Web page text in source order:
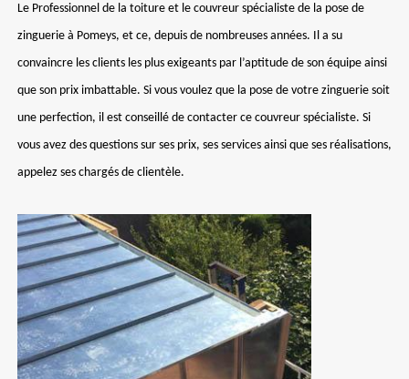
Le Professionnel de la toiture et le couvreur spécialiste de la pose de
zinguerie à Pomeys, et ce, depuis de nombreuses années. Il a su
convaincre les clients les plus exigeants par l’aptitude de son équipe ainsi
que son prix imbattable. Si vous voulez que la pose de votre zinguerie soit
une perfection, il est conseillé de contacter ce couvreur spécialiste. Si
vous avez des questions sur ses prix, ses services ainsi que ses réalisations,
appelez ses chargés de clientèle.